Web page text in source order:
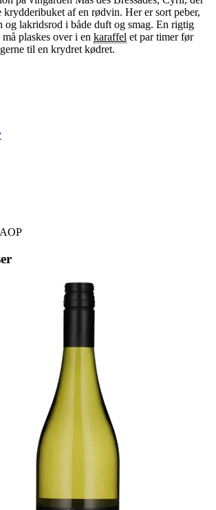
krydderibuket af en rødvin. Her er sort peber,
og lakridsrod i både duft og smag. En rigtig
plaskes over i en karaffel et par timer før
til en krydret kødret.
AOP